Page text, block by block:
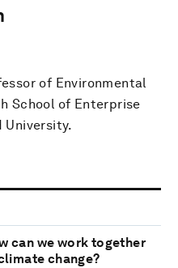
of Environmental
School of Enterprise
University.
can we work together
change?